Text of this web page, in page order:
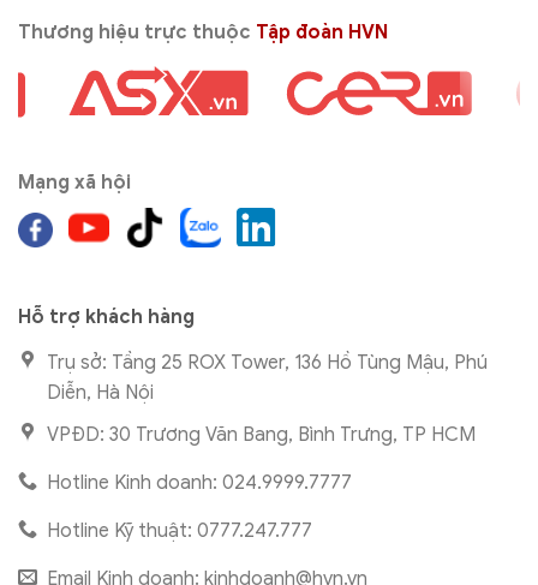
Thương hiệu trực thuộc Tập đoàn HVN
Mạng xã hội
Hỗ trợ khách hàng
Trụ sở: Tầng 25 ROX Tower, 136 Hồ Tùng Mậu, Phú
Diễn, Hà Nội
VPĐD: 30 Trương Văn Bang, Bình Trưng, TP HCM
Hotline Kinh doanh: 024.9999.7777
Hotline Kỹ thuật: 0777.247.777
Email Kinh doanh: kinhdoanh@hvn.vn